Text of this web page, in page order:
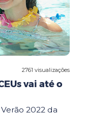
2761 visualizações
vai até o
2022 da